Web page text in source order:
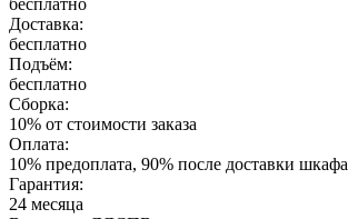
Доставка:
бесплатно
Подъём:
бесплатно
Сборка:
10% от стоимости заказа
Оплата:
10% предоплата, 90% после доставки шкафа
Гарантия:
24 месяца